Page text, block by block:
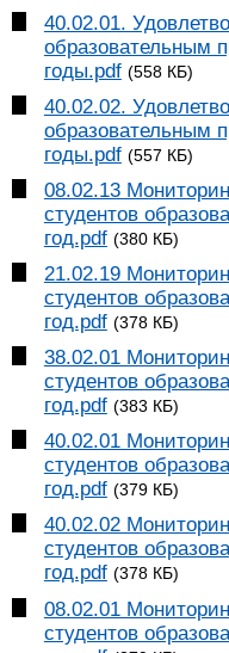
40.02.01.
образовательным
годы.pdf (558 КБ)
40.02.02.
образовательным
годы.pdf (557 КБ)
08.02.13
студентов
год.pdf (380 КБ)
21.02.19
студентов
год.pdf (378 КБ)
38.02.01
студентов
год.pdf (383 КБ)
40.02.01
студентов
год.pdf (379 КБ)
40.02.02
студентов
год.pdf (378 КБ)
08.02.01
студентов